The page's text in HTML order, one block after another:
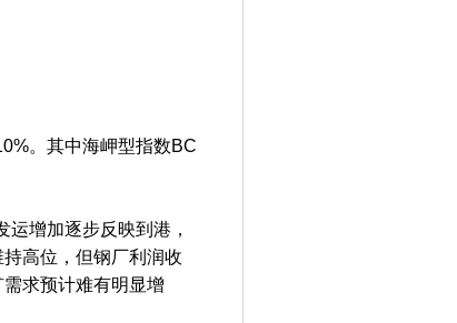
。其中海岬型指数BC
增加逐步反映到港，
高位，但钢厂利润收
求预计难有明显增